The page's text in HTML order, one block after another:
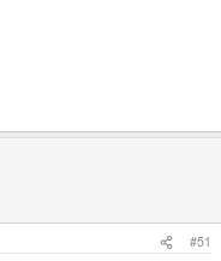
#51